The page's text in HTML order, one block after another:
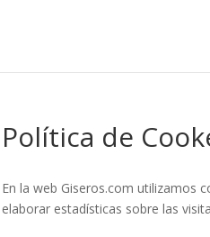
Política de
En la web Giseros.com utilizamos
elaborar estadísticas sobre las